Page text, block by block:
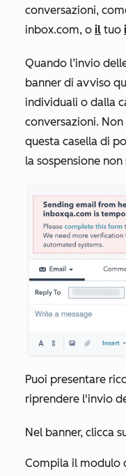
conversazioni,
inbox.com, o il tuo
Quando l’invio
banner di avviso
individuali o dalla
conversazioni.
questa casella di
la sospensione
Puoi presentare
riprendere l'invio
Nel banner, clicca
Compila il modulo